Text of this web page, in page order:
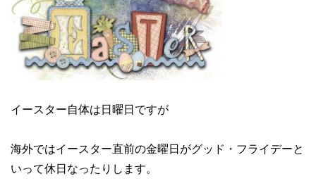
イースター自体は日曜日ですが
海外ではイースター直前の金曜日がグッド・フライデーと
いって休日なったりします。